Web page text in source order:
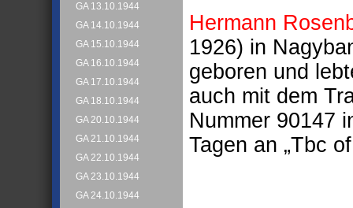
GA 13.10.1944
GA 14.10.1944
GA 15.10.1944
GA 16.10.1944
GA 17.10.1944
GA 18.10.1944
GA 20.10.1944
GA 21.10.1944
GA 22.10.1944
GA 23.10.1944
GA 24.10.1944
Hermann
1926) in
geboren und
auch mit dem
Nummer 90147
Tagen an „Tbc